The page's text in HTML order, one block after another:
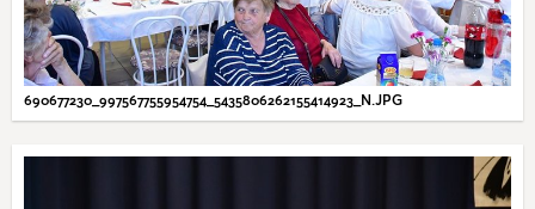
690677230_997567755954754_5435806262155414923_N.JPG